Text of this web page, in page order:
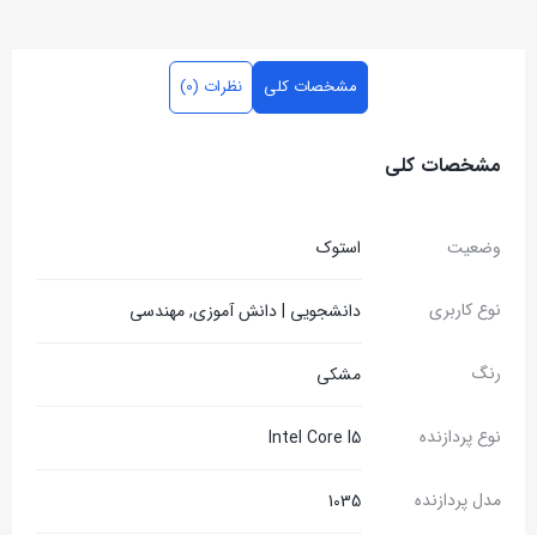
مشخصات کلی نظرات (0)
مشخصات کلی
وضعیت استوک
نوع کاربری دانشجویی | دانش آموزی, مهندسی
رنگ مشکی
نوع پردازنده Intel Core I5
مدل پردازنده 1035